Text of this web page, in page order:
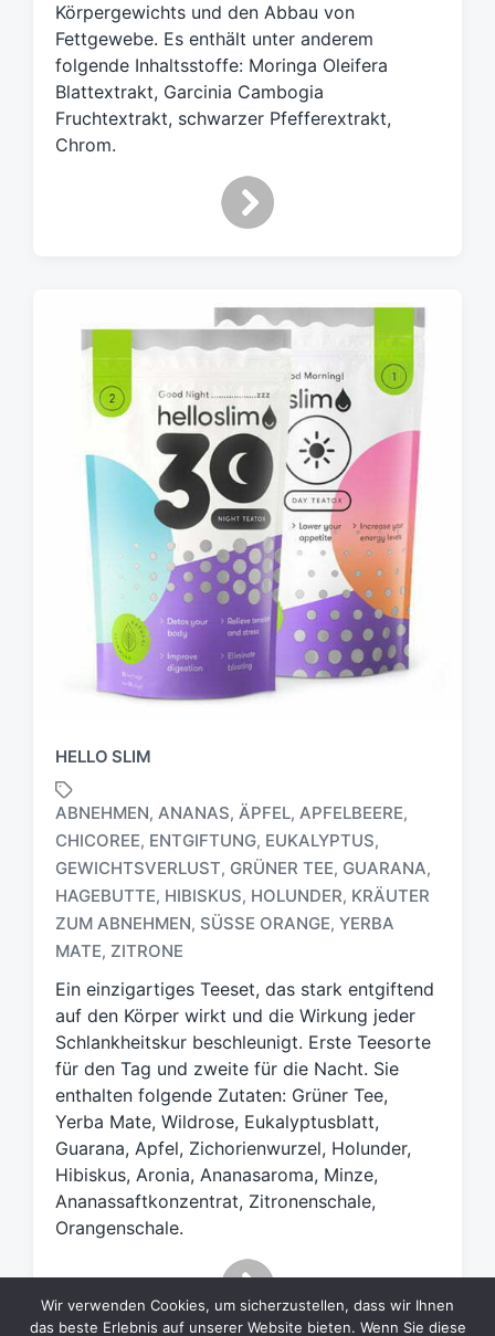
g
w
ö
r
t
e
Körpergewichts und den Abbau von
Fettgewebe. Es enthält unter anderem
folgende Inhaltsstoffe: Moringa Oleifera
Blattextrakt, Garcinia Cambogia
Fruchtextrakt, schwarzer Pfefferextrakt,
Chrom.
HELLO SLIM
c
h
l
g
w
ö
r
t
e
r
ABNEHMEN, ANANAS, ÄPFEL, APFELBEERE,
CHICOREE, ENTGIFTUNG, EUKALYPTUS,
GEWICHTSVERLUST, GRÜNER TEE, GUARANA,
HAGEBUTTE, HIBISKUS, HOLUNDER, KRÄUTER
ZUM ABNEHMEN, SÜSSE ORANGE , YERBA
MATE, ZITRONE
Ein einzigartiges Teeset, das stark entgiftend
auf den Körper wirkt und die Wirkung jeder
Schlankheitskur beschleunigt. Erste Teesorte
für den Tag und zweite für die Nacht. Sie
enthalten folgende Zutaten: Grüner Tee,
Yerba Mate, Wildrose, Eukalyptusblatt,
Guarana, Apfel, Zichorienwurzel, Holunder,
Hibiskus, Aronia, Ananasaroma, Minze,
Ananassaftkonzentrat, Zitronenschale,
Orangenschale.
Wir verwenden Cookies, um sicherzustellen, dass wir Ihnen
das beste Erlebnis auf unserer Website bieten. Wenn Sie diese